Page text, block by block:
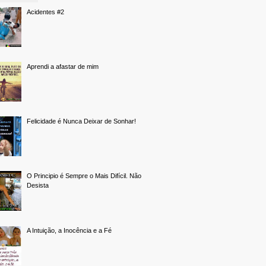
Acidentes #2
Aprendi a afastar de mim
Felicidade é Nunca Deixar de Sonhar!
O Principio é Sempre o Mais Difícil. Não
Desista
A Intuição, a Inocência e a Fé